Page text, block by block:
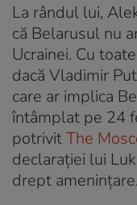
La rândul lui,
că Belarusul nu
Ucrainei. Cu
dacă Vladimir
care ar implica
întâmplat pe 24
potrivitThe
declarației lui
drept amenințare.